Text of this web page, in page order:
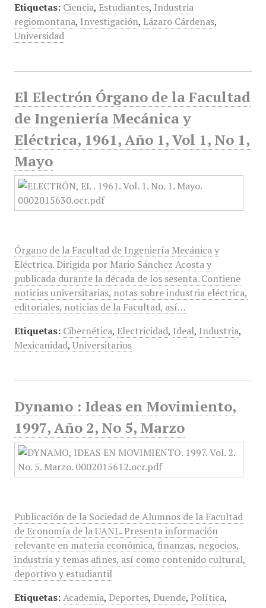
Etiquetas: Ciencia, Estudiantes, Industria
regiomontana, Investigación, Lázaro Cárdenas,
Universidad
El Electrón Órgano de la Facultad
de Ingeniería Mecánica y
Eléctrica, 1961, Año 1, Vol 1, No 1,
Mayo
Órgano de la Facultad de Ingeniería Mecánica y
Eléctrica. Dirigida por Mario Sánchez Acosta y
publicada durante la década de los sesenta. Contiene
noticias universitarias, notas sobre industria eléctrica,
editoriales, noticias de la Facultad, así…
Etiquetas: Cibernética, Electricidad, Ideal, Industria,
Mexicanidad, Universitarios
Dynamo : Ideas en Movimiento,
1997, Año 2, No 5, Marzo
Publicación de la Sociedad de Alumnos de la Facultad
de Economía de la UANL. Presenta información
relevante en materia económica, finanzas, negocios,
industria y temas afines, así como contenido cultural,
deportivo y estudiantil
Etiquetas: Academia, Deportes, Duende, Política,